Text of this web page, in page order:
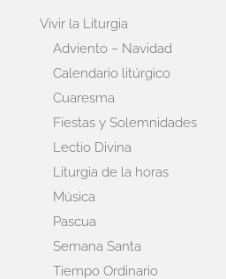
Vivir la Liturgia
Adviento – Navidad
Calendario litúrgico
Cuaresma
Fiestas y Solemnidades
Lectio Divina
Liturgia de la horas
Música
Pascua
Semana Santa
Tiempo Ordinario